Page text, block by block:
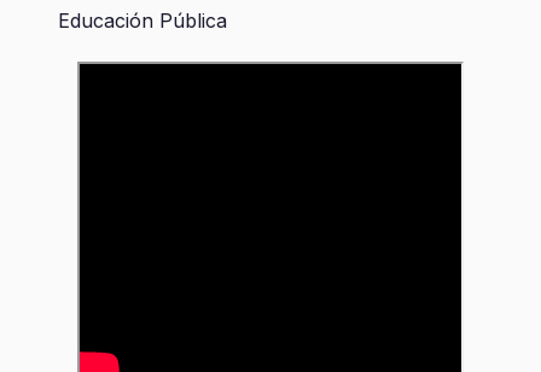
Educación Pública